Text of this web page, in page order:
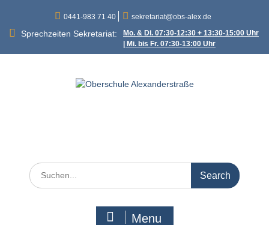
content
0441-983 71 40 sekretariat@obs-alex.de
Sprechzeiten Sekretariat:
Mo. & Di. 07:30-12:30 + 13:30-15:00 Uhr
| Mi. bis Fr. 07:30-13:00 Uhr
Search
for:
Menu